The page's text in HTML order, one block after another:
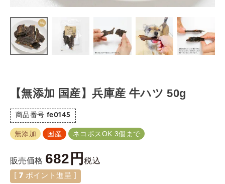
【無添加 国産】兵庫産 牛ハツ 50g
商品番号 fe0145
無添加 国産 ネコポスOK 3個まで
販売価格 682 税込
7 ポイント進呈 ]